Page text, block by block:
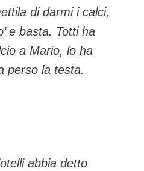
di darmi i calci,
e basta. Totti ha
a Mario, lo ha
perso la testa.
abbia detto